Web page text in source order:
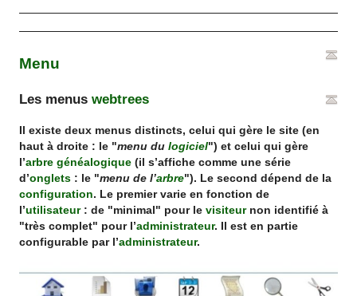
Menu
Les menuswebtrees
Il existe deux menus distincts, celui qui gère le site (en
haut à droite : le "menu dulogiciel") et celui qui gère
l’arbre généalogique (il s’affiche comme une série
d’onglets : le "menu de l’arbre"). Le second dépend de la
configuration. Le premier varie en fonction de
l’utilisateur: de "minimal" pour levisiteurnon identifié à
"très complet" pour l’administrateur. Il est en partie
configurable par l’administrateur.